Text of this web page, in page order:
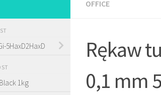
OFFICE
Rękaw
0,1 mm
5HaxD2HaxD
1kg